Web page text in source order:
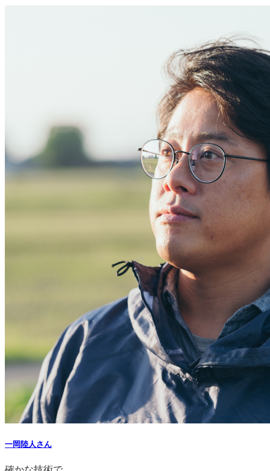
一岡陸人さん